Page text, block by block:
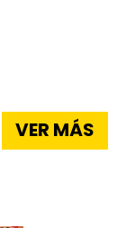
VER MÁS